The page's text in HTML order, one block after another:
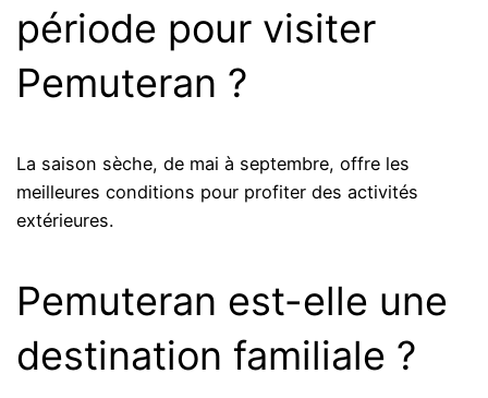
période pour visiter
Pemuteran ?
La saison sèche, de mai à septembre, offre les
meilleures conditions pour profiter des activités
extérieures.
Pemuteran est-elle une
destination familiale ?